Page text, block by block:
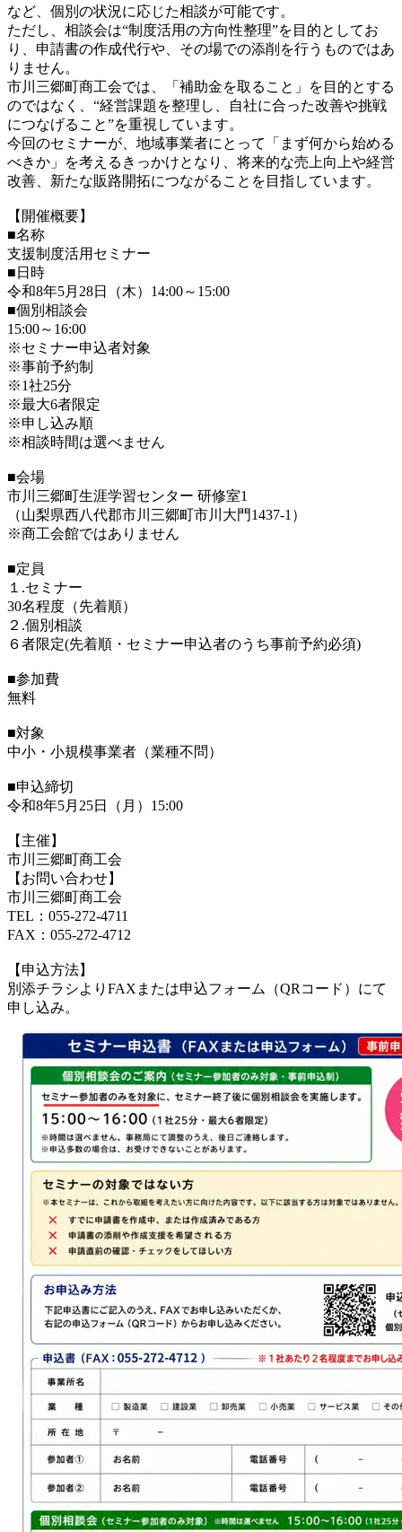
など、個別の状況に応じた相談が可能です。
ただし、相談会は“制度活用の方向性整理”を目的としてお
り、申請書の作成代行や、その場での添削を行うものではあ
りません。
市川三郷町商工会では、「補助金を取ること」を目的とする
のではなく、“経営課題を整理し、自社に合った改善や挑戦
につなげること”を重視しています。
今回のセミナーが、地域事業者にとって「まず何から始める
べきか」を考えるきっかけとなり、将来的な売上向上や経営
改善、新たな販路開拓につながることを目指しています。
【開催概要】
■名称
支援制度活用セミナー
■日時
令和8年5月28日（木）14:00～15:00
■個別相談会
15:00～16:00
※セミナー申込者対象
※事前予約制
※1社25分
※最大6者限定
※申し込み順
※相談時間は選べません
■会場
市川三郷町生涯学習センター 研修室1
（山梨県西八代郡市川三郷町市川大門1437-1）
※商工会館ではありません
■定員
１.セミナー
30名程度（先着順）
２.個別相談
６者限定(先着順・セミナー申込者のうち事前予約必須)
■参加費
無料
■対象
中小・小規模事業者（業種不問）
■申込締切
令和8年5月25日（月）15:00
【主催】
市川三郷町商工会
【お問い合わせ】
市川三郷町商工会
TEL：055-272-4711
FAX：055-272-4712
【申込方法】
別添チラシよりFAXまたは申込フォーム（QRコード）にて
申し込み。